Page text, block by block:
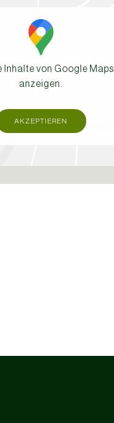
Inhalte von Google Maps
anzeigen.
AKZEPTIEREN